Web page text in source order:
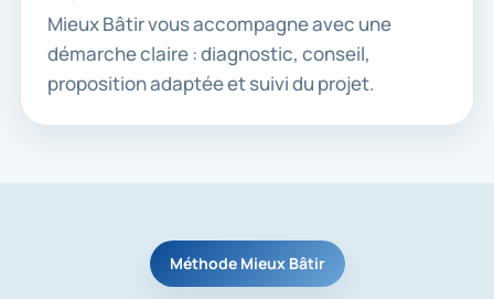
Mieux Bâtir vous accompagne avec une
démarche claire : diagnostic, conseil,
proposition adaptée et suivi du projet.
Méthode Mieux Bâtir